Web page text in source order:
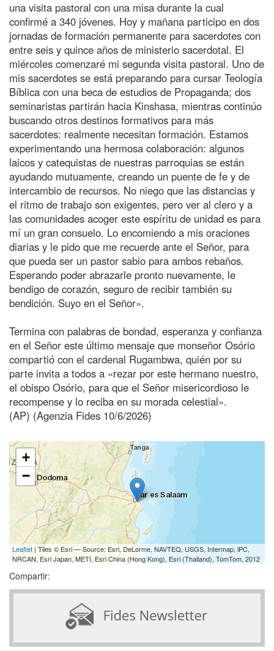
una visita pastoral con una misa durante la cual
confirmé a 340 jóvenes. Hoy y mañana participo en dos
jornadas de formación permanente para sacerdotes con
entre seis y quince años de ministerio sacerdotal. El
miércoles comenzaré mi segunda visita pastoral. Uno de
mis sacerdotes se está preparando para cursar Teología
Bíblica con una beca de estudios de Propaganda; dos
seminaristas partirán hacia Kinshasa, mientras continúo
buscando otros destinos formativos para más
sacerdotes: realmente necesitan formación. Estamos
experimentando una hermosa colaboración: algunos
laicos y catequistas de nuestras parroquias se están
ayudando mutuamente, creando un puente de fe y de
intercambio de recursos. No niego que las distancias y
el ritmo de trabajo son exigentes, pero ver al clero y a
las comunidades acoger este espíritu de unidad es para
mí un gran consuelo. Lo encomiendo a mis oraciones
diarias y le pido que me recuerde ante el Señor, para
que pueda ser un pastor sabio para ambos rebaños.
Esperando poder abrazarle pronto nuevamente, le
bendigo de corazón, seguro de recibir también su
bendición. Suyo en el Señor».
Termina con palabras de bondad, esperanza y confianza
en el Señor este último mensaje que monseñor Osório
compartió con el cardenal Rugambwa, quién por su
parte invita a todos a «rezar por este hermano nuestro,
el obispo Osório, para que el Señor misericordioso le
recompense y lo reciba en su morada celestial».
(AP) (Agenzia Fides 10/6/2026)
+
−
Leaflet | Tiles © Esri — Source: Esri, DeLorme, NAVTEQ, USGS, Intermap, iPC,
NRCAN, Esri Japan, METI, Esri China (Hong Kong), Esri (Thailand), TomTom, 2012
Compartir: